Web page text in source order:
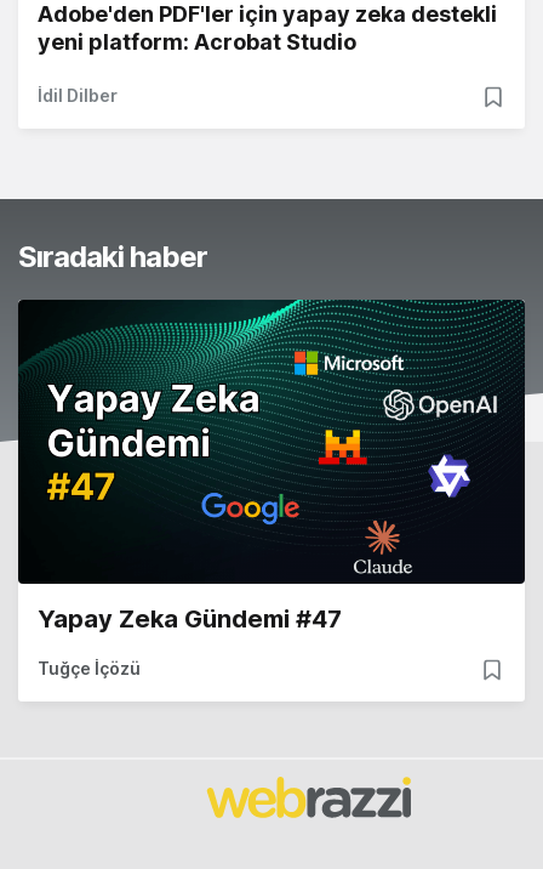
Adobe'den PDF'ler için yapay zeka destekli
yeni platform: Acrobat Studio
İdil Dilber
Sıradaki haber
Yapay Zeka Gündemi #47
Tuğçe İçözü